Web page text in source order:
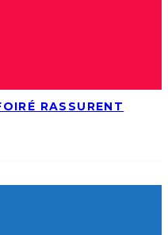
RASSURENT